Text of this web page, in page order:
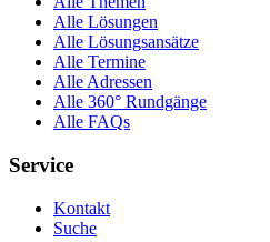
Alle Lösungen
Alle Lösungsansätze
Alle Termine
Alle Adressen
Alle 360° Rundgänge
Alle FAQs
Service
Kontakt
Suche